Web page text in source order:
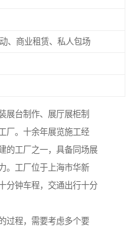
、商业租赁、私人包场
展台制作、展厅展柜制
厂。十余年展览施工经
的工厂之一，具备同场展
。工厂位于上海市华新
分钟车程，交通出行十分
过程，需要考虑多个要